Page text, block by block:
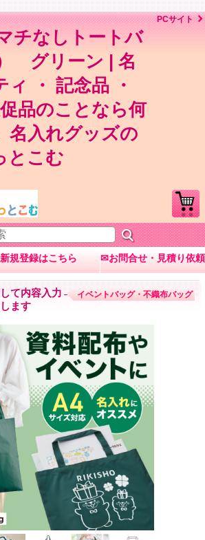
チなしトートバ
グリーン | 名
・ 記念品 ・
品のことなら何
名入れグッズの
とこむ
PCサイト
新規登録はこちら ✉お問合せ・見積り依頼
て内容入力→数量・内容に応じて
ます
イベントバッグ・不織布バッグ